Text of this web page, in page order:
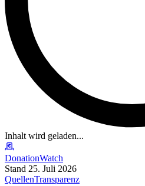
Inhalt wird geladen...
DonationWatch
Stand 25. Juli 2026
QuellenTransparenz